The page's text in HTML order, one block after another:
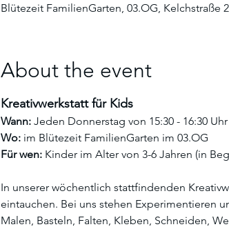
Blütezeit FamilienGarten, 03.OG, Kelchstraße
About the event
Kreativwerkstatt für Kids
Wann: Jeden Donnerstag von 15:30 - 16:30 Uhr
Wo: im Blütezeit FamilienGarten im 03.OG
Für wen: Kinder im Alter von 3-6 Jahren (in
In unserer wöchentlich stattfindenden
eintauchen. Bei uns stehen Experimentieren
Malen, Basteln, Falten, Kleben, Schneiden,